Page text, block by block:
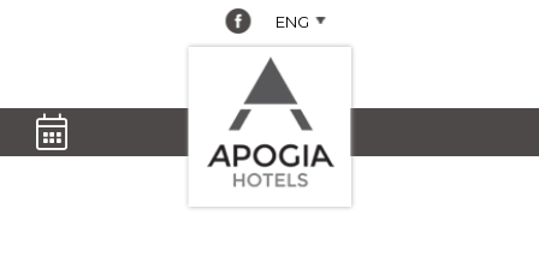
Hotel
Donatello
Danieli
Horizonte
Bibione
hotel
ENG